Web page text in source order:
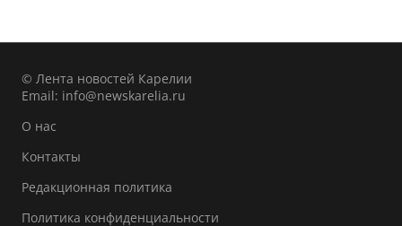
© Лента новостей Карелии
Email: info@newskarelia.ru
О нас
Контакты
Редакционная политика
Политика конфиденциальности